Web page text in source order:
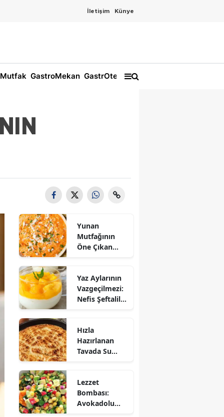
İletişim Künye
GastroMekan GastrOtel
Yunan
Mutfağının
Öne Çıkan
Nasıl Yapılır?
Yaz Aylarının
Vazgeçilmezi:
Nefis Şeftalili
Hızla
Hazırlanan
Tavada Su
Sofralarınıza
Lezzet Katın!
Lezzet
Bombası:
Avokadolu